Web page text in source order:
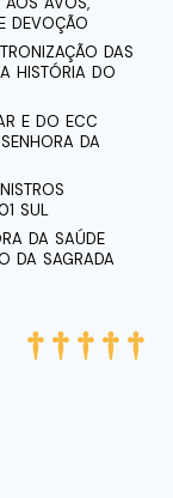
DEVOÇÃO
DAS
HISTÓRIA DO
E DO ECC
DA
SUL
DA SAÚDE
DA SAGRADA